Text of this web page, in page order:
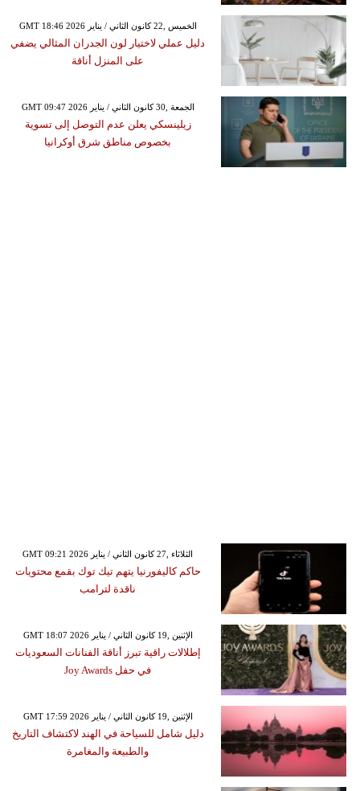
GMT 18:46 2026 الخميس ,22 كانون الثاني / يناير
دليل عملي لاختيار لون الجدران المثالي يضفي
على المنزل أناقة
GMT 09:47 2026 الجمعة ,30 كانون الثاني / يناير
زيلينسكي يعلن عدم التوصل إلى تسوية
بخصوص مناطق شرق أوكرانيا
GMT 09:21 2026 الثلاثاء ,27 كانون الثاني / يناير
حاكم كاليفورنيا يتهم تيك توك بقمع محتويات
ناقدة لترامب
GMT 18:07 2026 الإثنين ,19 كانون الثاني / يناير
إطلالات راقية تبرز أناقة الفنانات السعوديات
في حفل Joy Awards
GMT 17:59 2026 الإثنين ,19 كانون الثاني / يناير
دليل شامل للسياحة في الهند لاكتشاف التاريخ
والطبيعة والمغامرة